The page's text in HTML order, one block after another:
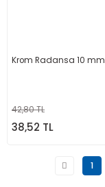
Krom Radansa 10 mm
42,80 TL
38,52 TL
1